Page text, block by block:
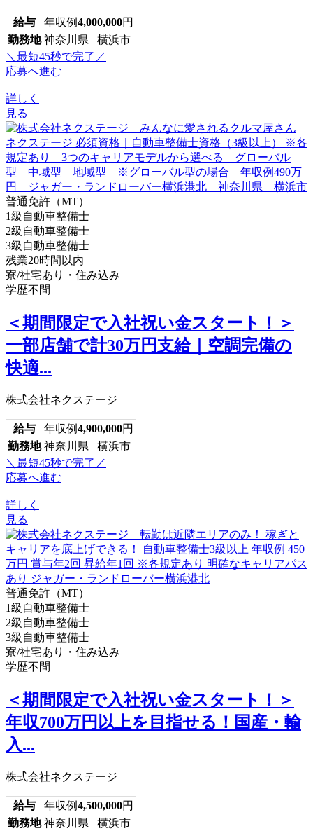
給与 年収例4,000,000円
勤務地 神奈川県 横浜市
＼最短45秒で完了／
応募へ進む
詳しく
見る
普通免許（MT）
1級自動車整備士
2級自動車整備士
3級自動車整備士
残業20時間以内
寮/社宅あり・住み込み
学歴不問
＜期間限定で入社祝い金スタート！＞
一部店舗で計30万円支給｜空調完備の
快適...
株式会社ネクステージ
給与 年収例4,900,000円
勤務地 神奈川県 横浜市
＼最短45秒で完了／
応募へ進む
詳しく
見る
普通免許（MT）
1級自動車整備士
2級自動車整備士
3級自動車整備士
寮/社宅あり・住み込み
学歴不問
＜期間限定で入社祝い金スタート！＞
年収700万円以上を目指せる！国産・輸
入...
株式会社ネクステージ
給与 年収例4,500,000円
勤務地 神奈川県 横浜市